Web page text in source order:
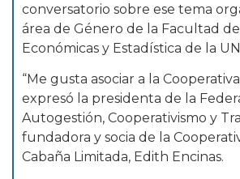
conversatorio sobre ese tema
área de Género de la Facultad de
Económicas y Estadística de la
“Me gusta asociar a la
expresó la presidenta de la
Autogestión, Cooperativismo y
fundadora y socia de la
Cabaña Limitada, Edith Encinas.